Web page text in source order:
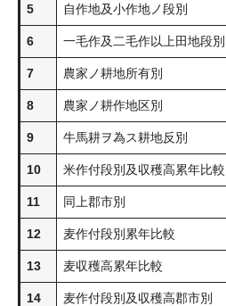
5 自作地及小作地ノ段別
6 一毛作及二毛作以上田地段別
7 農家ノ耕地所有別
8 農家ノ耕作地区別
9 牛馬耕ヲ為ス耕地反別
10 米作付段別及収穫高累年比較
11 同上郡市別
12 麦作付段別累年比較
13 麦収穫高累年比較
14 麦作付段別及収穫高郡市別